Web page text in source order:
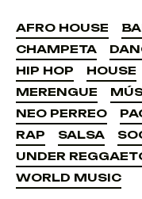
AFRO HOUSE
AFRO HOUSE
CHAMPETA
CHAMPETA
HIP HOP
HIP HOP
HOUSE
HOUSE
MERENGUE
MERENGUE
NEO PERREO
NEO PERREO
RAP
RAP
SALSA
SALSA
UNDER
UNDER
WORLD MUSIC
WORLD MUSIC